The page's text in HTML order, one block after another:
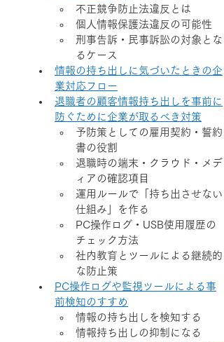
不正競争防止法違反とは
個人情報保護法違反の可能性
刑事告訴・民事訴訟の対象とな
るケース
情報の持ち出しに気づいたときの企
業対応フロー
退職者の顧客情報持ち出しを事前に
防ぐために企業が取るべき対策
予防策としての雇用契約・誓約
書の役割
退職時の端末・クラウド・メデ
ィアの確認項目
運用ルールで「持ち出させない
仕組み」を作る
PC操作ログ・USB使用履歴の
チェック方法
社内教育とツールによる継続的
な防止策
PC操作ログや監視ツールによる事
前検知のすすめ
情報の持ち出しを検知する
情報持ち出しの抑制になる